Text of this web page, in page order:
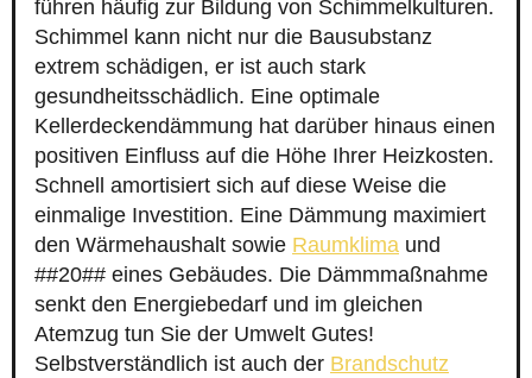
führen häufig zur Bildung von Schimmelkulturen.
Schimmel kann nicht nur die Bausubstanz
extrem schädigen, er ist auch stark
gesundheitsschädlich. Eine optimale
Kellerdeckendämmung hat darüber hinaus einen
positiven Einfluss auf die Höhe Ihrer Heizkosten.
Schnell amortisiert sich auf diese Weise die
einmalige Investition. Eine Dämmung maximiert
den Wärmehaushalt sowie Raumklima und
##20## eines Gebäudes. Die Dämmmaßnahme
senkt den Energiebedarf und im gleichen
Atemzug tun Sie der Umwelt Gutes!
Selbstverständlich ist auch der Brandschutz